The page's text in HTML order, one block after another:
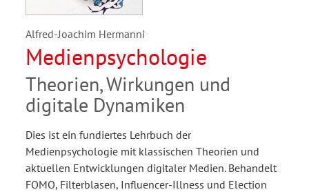
Alfred-Joachim Hermanni
Medienpsychologie
Theorien, Wirkungen und
digitale Dynamiken
Dies ist ein fundiertes Lehrbuch der
Medienpsychologie mit klassischen Theorien und
aktuellen Entwicklungen digitaler Medien. Behandelt
FOMO, Filterblasen, Influencer-Illness und Election